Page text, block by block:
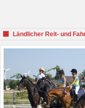
Ländlicher Reit- und